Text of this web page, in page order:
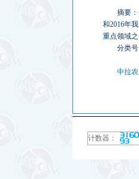
摘要：
和2016年
重点领域
分类号
中拉
计数器：